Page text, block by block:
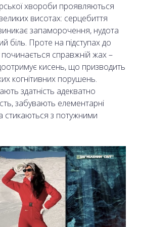
хвороби проявляються
висотах: серцебиття
запаморочення, нудота
біль. Проте на підступах до
справжній жах –
кисень, що призводить
когнітивних порушень.
здатність адекватно
забувають елементарні
стикаються з потужними